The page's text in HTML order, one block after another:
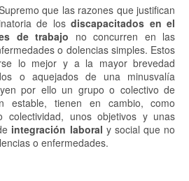
que las razones que justifican
de losdiscapacitados en el
de trabajo no concurren en las
o dolencias simples. Estos
lo mejor y a la mayor brevedad
o aquejados de una minusvalía
por ello un grupo o colectivo de
estable, tienen en cambio, como
unos objetivos y unas
integración laboral y social que no
o enfermedades.